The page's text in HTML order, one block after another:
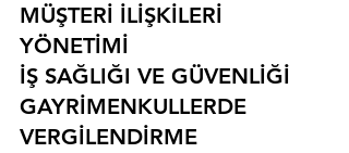
MÜŞTERİ İLİŞKİLERİ
YÖNETİMİ
İŞ SAĞLIĞI VE GÜVENLİĞİ
GAYRİMENKULLERDE
VERGİLENDİRME